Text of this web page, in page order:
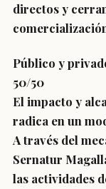
directos y
Público y
50/50
El impacto y
radica en un
A través del
Sernatur
las actividades